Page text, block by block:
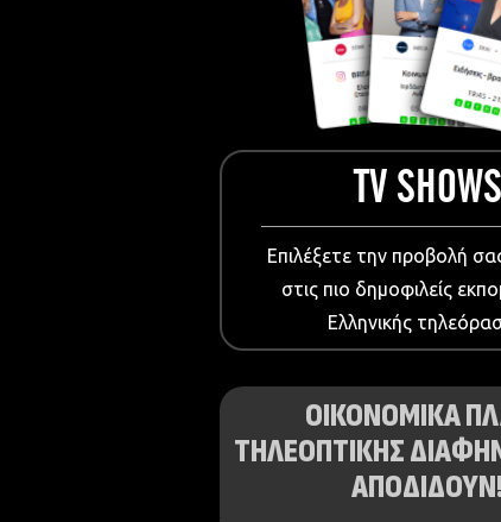
VIDEO Projections
Kids content
TV SHOWS
Επιλέξετε την προβολή
στις πιο δημοφιλείς
Ελληνικής
ΟΙΚΟΝΟΜΙΚΑ
ΤΗΛΕΟΠΤΙΚΗΣ
ΑΠΟΔΙΔΟΥΝ!